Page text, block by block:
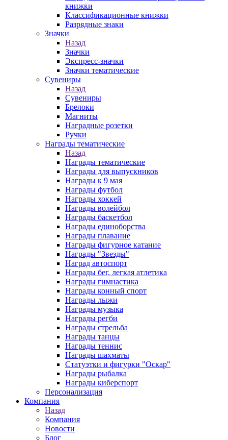
книжки
Классификационные книжки
Разрядные знаки
Значки
Назад
Значки
Экспресс-значки
Значки тематические
Сувениры
Назад
Сувениры
Брелоки
Магниты
Наградные розетки
Ручки
Награды тематические
Назад
Награды тематические
Награды для выпускников
Награды к 9 мая
Награды футбол
Награды хоккей
Награды волейбол
Награды баскетбол
Награды единоборства
Награды плавание
Награды фигурное катание
Награды "Звезды"
Наград автоспорт
Награды бег, легкая атлетика
Награды гимнастика
Награды конный спорт
Награды лыжи
Награды музыка
Награды регби
Награды стрельба
Награды танцы
Награды теннис
Награды шахматы
Статуэтки и фигурки "Оскар"
Награды рыбалка
Награды киберспорт
Персонализация
Компания
Назад
Компания
Новости
Блог